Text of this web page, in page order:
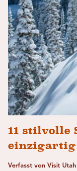
11 stilvolle
einzigartig
Verfasst von Visit Utah